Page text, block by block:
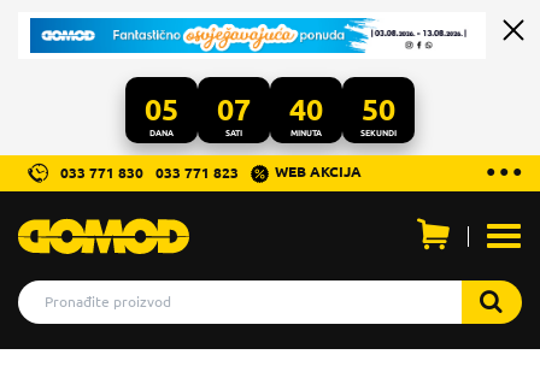
05
DANA
07
SATI
40
MINUTA
50
SEKUNDI
...
● ● ●
033 771 830 033 771 823 WEB AKCIJA